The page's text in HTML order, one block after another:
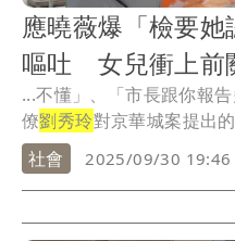
應曉薇爆「檢要
嘔吐 女兒衝上前
...不懂」、「市長跟你報
僚劉秀玲對京華城案提出
要非...
社會 2025/09/30 19:46